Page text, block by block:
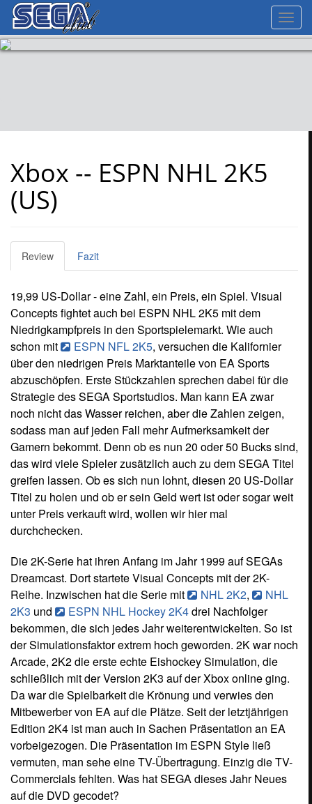
Xbox -- ESPN NHL 2K5
(US)
Review Fazit
19,99 US-Dollar - eine Zahl, ein Preis, ein Spiel. Visual
Concepts fightet auch bei ESPN NHL 2K5 mit dem
Niedrigkampfpreis in den Sportspielemarkt. Wie auch
schon mit
ESPN NFL 2K5, versuchen die Kalifornier
über den niedrigen Preis Marktanteile von EA Sports
abzuschöpfen. Erste Stückzahlen sprechen dabei für die
Strategie des SEGA Sportstudios. Man kann EA zwar
noch nicht das Wasser reichen, aber die Zahlen zeigen,
sodass man auf jeden Fall mehr Aufmerksamkeit der
Gamern bekommt. Denn ob es nun 20 oder 50 Bucks sind,
das wird viele Spieler zusätzlich auch zu dem SEGA Titel
greifen lassen. Ob es sich nun lohnt, diesen 20 US-Dollar
Titel zu holen und ob er sein Geld wert ist oder sogar weit
unter Preis verkauft wird, wollen wir hier mal
durchchecken.
Die 2K-Serie hat ihren Anfang im Jahr 1999 auf SEGAs
Dreamcast. Dort startete Visual Concepts mit der 2K-
Reihe. Inzwischen hat die Serie mit
NHL 2K2,
NHL
2K3 und ESPN NHL Hockey 2K4drei Nachfolger
bekommen, die sich jedes Jahr weiterentwickelten. So ist
der Simulationsfaktor extrem hoch geworden. 2K war noch
Arcade, 2K2 die erste echte Eishockey Simulation, die
schließlich mit der Version 2K3 auf der Xbox online ging.
Da war die Spielbarkeit die Krönung und verwies den
Mitbewerber von EA auf die Plätze. Seit der letztjährigen
Edition 2K4 ist man auch in Sachen Präsentation an EA
vorbeigezogen. Die Präsentation im ESPN Style ließ
vermuten, man sehe eine TV-Übertragung. Einzig die TV-
Commercials fehlten. Was hat SEGA dieses Jahr Neues
auf die DVD gecodet?